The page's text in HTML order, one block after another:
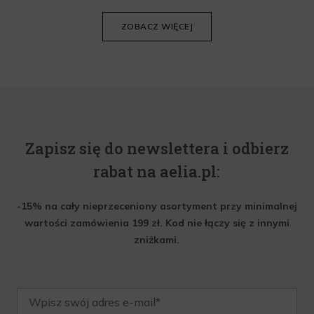
ZOBACZ WIĘCEJ
Zapisz się do newslettera i odbierz
rabat na aelia.pl:
-15% na cały nieprzeceniony asortyment przy minimalnej
wartości zamówienia 199 zł. Kod nie łączy się z innymi
zniżkami.